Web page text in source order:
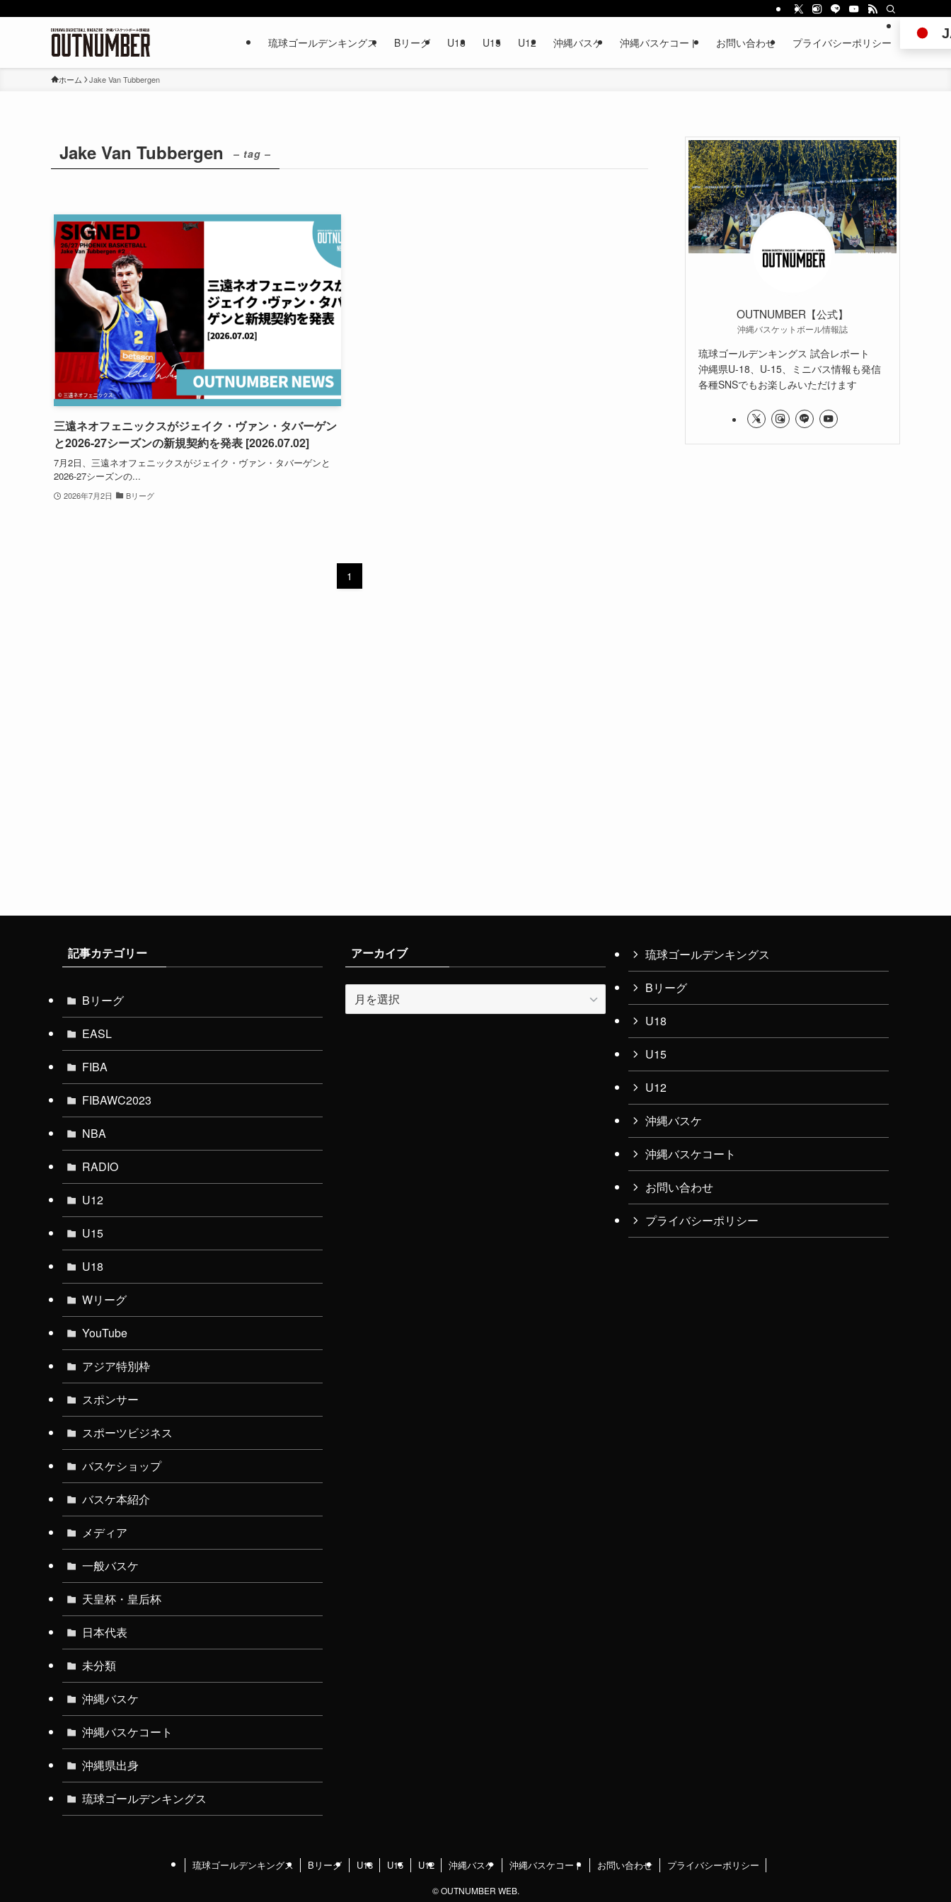
琉球ゴールデンキングス Bリーグ U18 U15 U12 沖縄バスケ 沖縄バスケコート お問い合わせ プライバシーポリシー
ホーム Jake Van Tubbergen
Jake Van Tubbergen – tag –
三遠ネオフェニックスがジェイク・ヴァン・タバーゲン
と2026-27シーズンの新規契約を発表 [2026.07.02]
7月2日、三遠ネオフェニックスがジェイク・ヴァン・タバーゲンと
2026-27シーズンの...
2026年7月2日 Bリーグ
1
OUTNUMBER【公式】
沖縄バスケットボール情報誌
琉球ゴールデンキングス 試合レポート
沖縄県U-18、U-15、ミニバス情報も発信
各種SNSでもお楽しみいただけます
記事カテゴリー
Bリーグ
EASL
FIBA
FIBAWC2023
NBA
RADIO
U12
U15
U18
Wリーグ
YouTube
アジア特別枠
スポンサー
スポーツビジネス
バスケショップ
バスケ本紹介
メディア
一般バスケ
天皇杯・皇后杯
日本代表
未分類
沖縄バスケ
沖縄バスケコート
沖縄県出身
琉球ゴールデンキングス
アーカイブ
ー
琉球ゴールデンキングス
Bリーグ
U18
U15
U12
沖縄バスケ
沖縄バスケコート
お問い合わせ
プライバシーポリシー
琉球ゴールデンキングス Bリーグ U18 U15 U12 沖縄バスケ 沖縄バスケコート お問い合わせ プライバシーポリシー
©OUTNUMBER WEB.